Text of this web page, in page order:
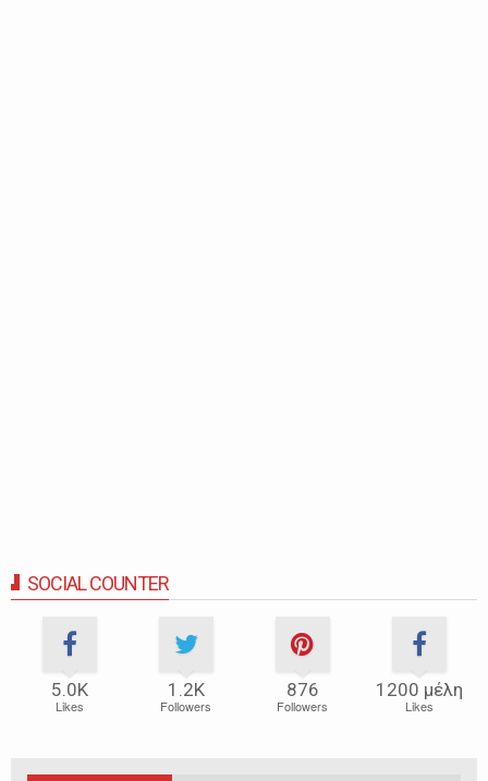
SOCIAL COUNTER
5.0Κ
Likes
1.2Κ
Followers
876
Followers
1200 μέλη
Likes